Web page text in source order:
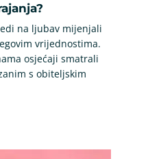
na ljubav mijenjali
vrijednostima.
osjećaji smatrali
s obiteljskim